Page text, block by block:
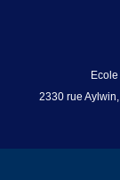
2330 rue